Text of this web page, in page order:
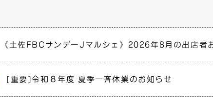
《土佐FBCサンデーJマルシェ》2026年8月の出店者
[重要]令和８年度 夏季一斉休業のお知らせ